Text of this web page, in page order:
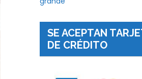
SE ACEPTAN
DE CRÉDITO